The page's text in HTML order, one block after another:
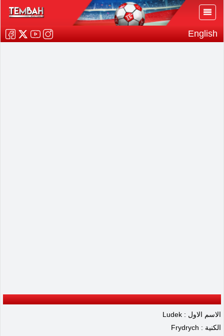
English
الاسم الاول : Ludek
الكنية : Frydrych